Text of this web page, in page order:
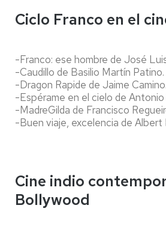
Ciclo Franco en el
-Franco: ese hombre de José
-Caudillo de Basilio Martín Patino.
-Dragon Rapide de Jaime Camino.
-Espérame en el cielo de Antonio
-MadreGilda de Francisco
-Buen viaje, excelencia de Albert
Cine indio
Bollywood